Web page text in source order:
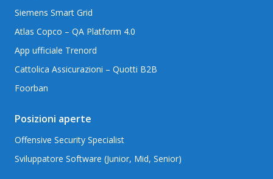
Siemens Smart Grid
Atlas Copco – QA Platform 4.0
App ufficiale Trenord
Cattolica Assicurazioni – Quotti B2B
Foorban
Posizioni aperte
Offensive Security Specialist
Sviluppatore Software (Junior, Mid, Senior)